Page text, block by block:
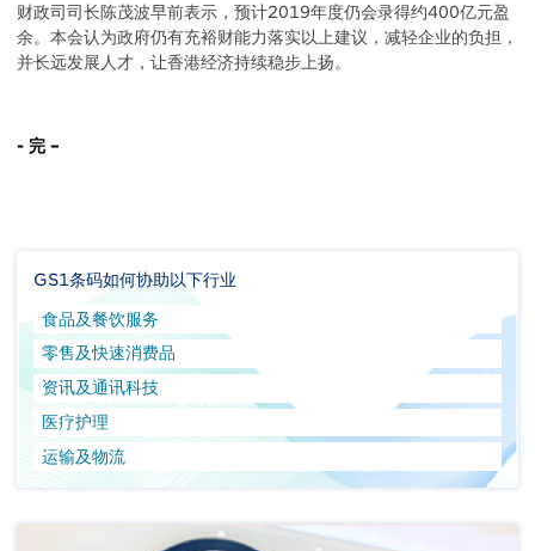
财政司司长陈茂波早前表示，预计2019年度仍会录得约400亿元盈
余。本会认为政府仍有充裕财能力落实以上建议，减轻企业的负担，
并长远发展人才，让香港经济持续稳步上扬。
- 完 –
GS1条码如何协助以下行业
食品及餐饮服务
零售及快速消费品
资讯及通讯科技
医疗护理
运输及物流